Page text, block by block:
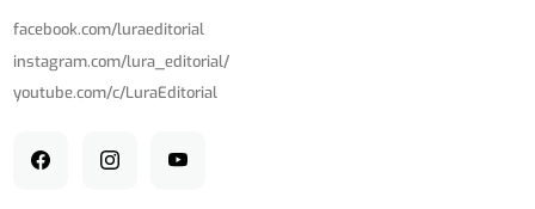
facebook.com/luraeditorial
instagram.com/lura_editorial/
youtube.com/c/LuraEditorial